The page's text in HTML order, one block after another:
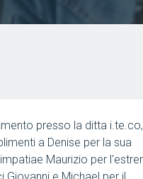
top. Super consigliato